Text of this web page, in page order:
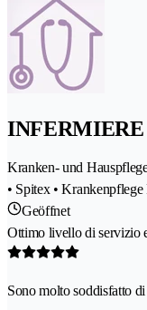
Kranken- und
• Spitex •
Geöffnet
Ottimo livello di servizio
Sono molto soddisfatto